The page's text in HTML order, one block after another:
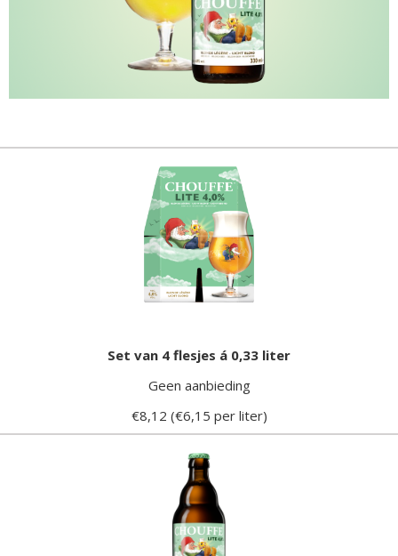
Set van 4 flesjes á 0,33 liter
Geen aanbieding
€8,12 (€6,15 per liter)